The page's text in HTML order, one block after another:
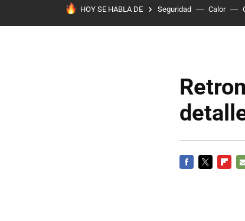
HOY SE HABLA DE Seguridad Calor